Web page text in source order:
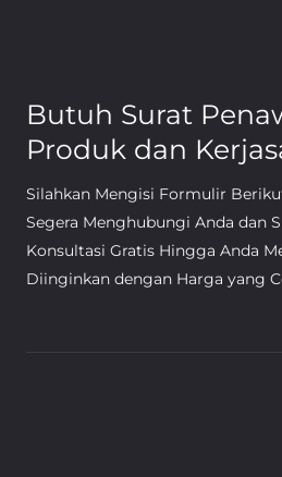
Butuh Surat
Produk dan
Silahkan Mengisi Formulir
Segera Menghubungi Anda dan
Konsultasi Gratis Hingga Anda
Diinginkan dengan Harga yang